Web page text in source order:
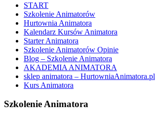
START
Szkolenie Animatorów
Hurtownia Animatora
Kalendarz Kursów Animatora
Starter Animatora
Szkolenie Animatorów Opinie
Blog – Szkolenie Animatora
AKADEMIA ANIMATORA
sklep animatora – HurtowniaAnimatora.pl
Kurs Animatora
Szkolenie Animatora